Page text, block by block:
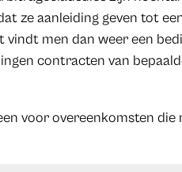
ze aanleiding geven tot
vindt men dan weer een
contracten van
voor overeenkomsten die